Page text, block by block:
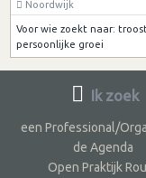
Noordwijk
Voor wie zoekt naar:
persoonlijke groei
Ik zoek
een Professional/
de Agenda
Open Praktijk